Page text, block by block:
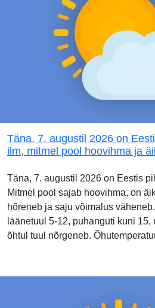
Täna, 7. augustil 2026 on
ilm, mitmel pool hoovihma ja
Täna, 7. augustil 2026 on Eestis
Mitmel pool sajab hoovihma, on
hõreneb ja saju võimalus
läänetuul 5-12, puhanguti kuni 15,
õhtul tuul nõrgeneb.